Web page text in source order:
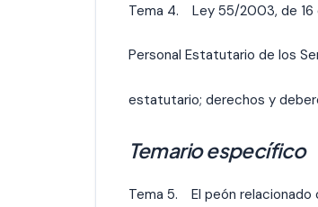
Tema 4. Ley 55/2003, de 16
Personal Estatutario de los
estatutario; derechos y
Temario específico
Tema 5. El peón relacionado